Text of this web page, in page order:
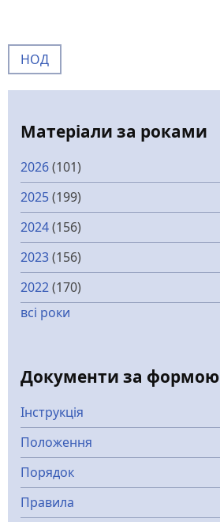
НОД
Матеріали за роками
2026(101)
2025(199)
2024(156)
2023(156)
2022(170)
всі роки
Документи за формою
Інструкція
Положення
Порядок
Правила